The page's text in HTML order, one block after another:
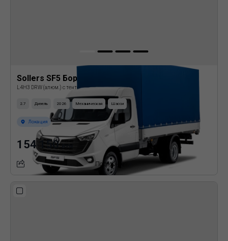
Sollers SF5 Бортовая платформа с тентом
L4H3 DRW (алюм.) с тентом
2.7 Дизель 2026 Механическая Шасси
Локация
154 150 BYN
Подробнее